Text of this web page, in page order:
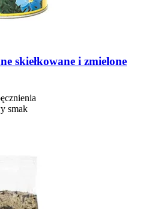
skiełkowane i zmielone
smak